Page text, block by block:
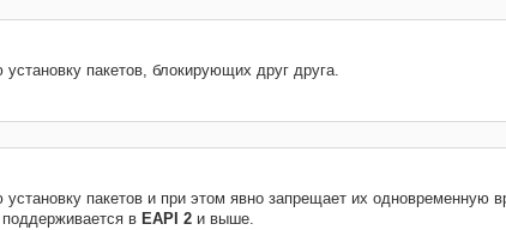
пакетов, блокирующих друг друга.
пакетов и при этом явно запрещает их одновременную
в EAPI 2и выше.